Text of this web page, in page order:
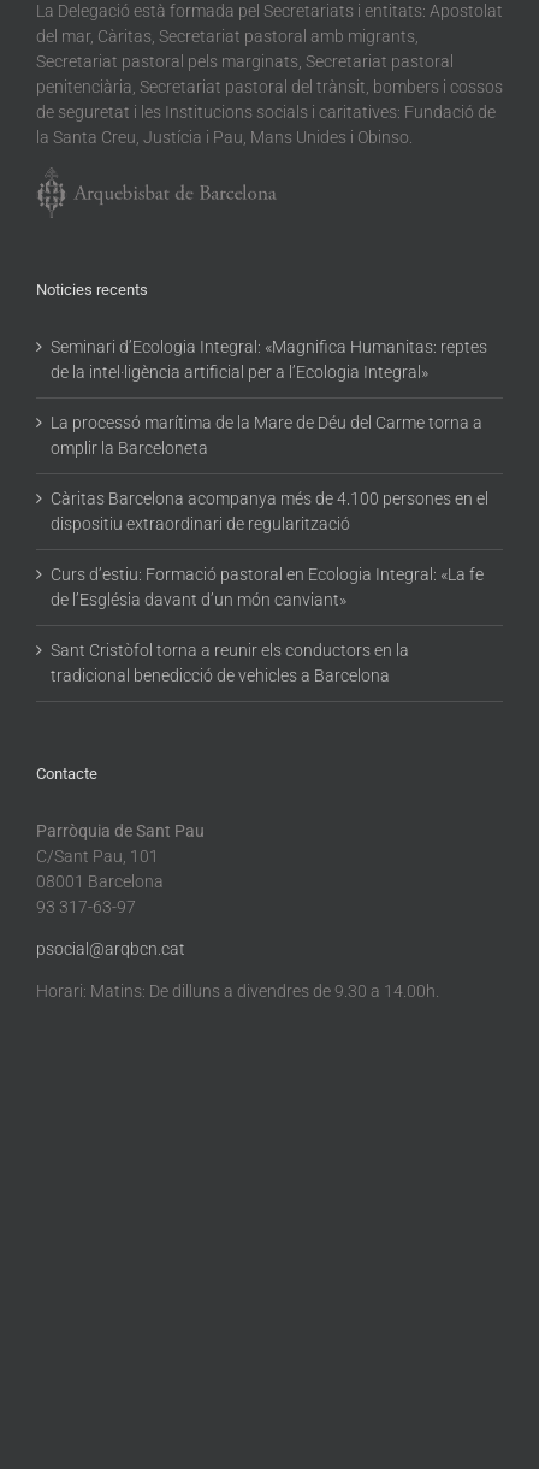
La Delegació està formada pel Secretariats i entitats: Apostolat
del mar, Càritas, Secretariat pastoral amb migrants,
Secretariat pastoral pels marginats, Secretariat pastoral
penitenciària, Secretariat pastoral del trànsit, bombers i cossos
de seguretat i les Institucions socials i caritatives: Fundació de
la Santa Creu, Justícia i Pau, Mans Unides i Obinso.
Noticies recents
Seminari d’Ecologia Integral: «Magnifica Humanitas: reptes
de la intel·ligència artificial per a l’Ecologia Integral»
La processó marítima de la Mare de Déu del Carme torna a
omplir la Barceloneta
Càritas Barcelona acompanya més de 4.100 persones en el
dispositiu extraordinari de regularització
Curs d’estiu: Formació pastoral en Ecologia Integral: «La fe
de l’Església davant d’un món canviant»
Sant Cristòfol torna a reunir els conductors en la
tradicional benedicció de vehicles a Barcelona
Contacte
Parròquia de Sant Pau
C/Sant Pau, 101
08001 Barcelona
93 317-63-97
psocial@arqbcn.cat
Horari: Matins: De dilluns a divendres de 9.30 a 14.00h.